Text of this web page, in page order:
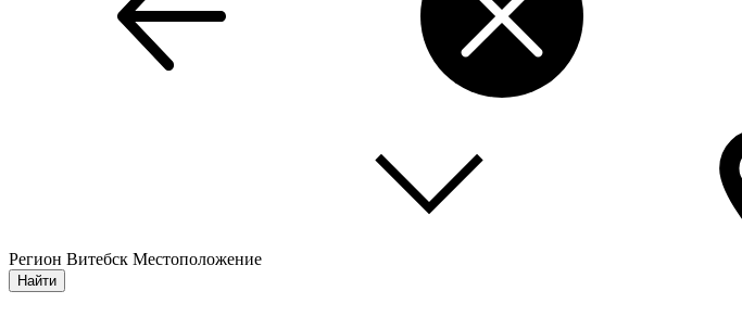
Регион Витебск Местоположение